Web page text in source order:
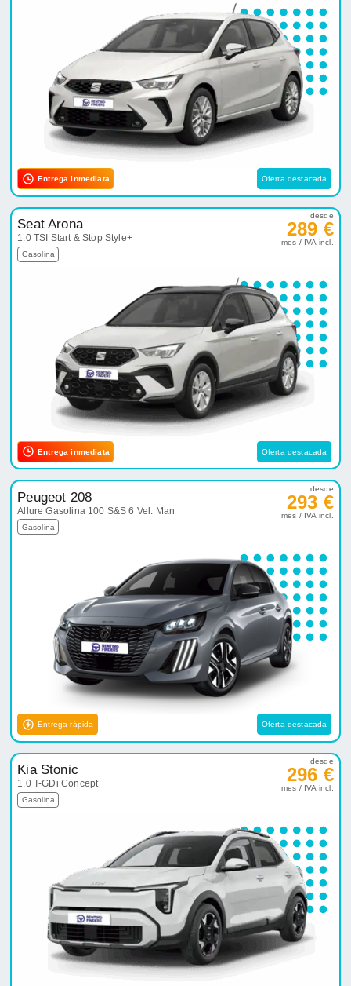
Entrega inmediata Oferta destacada
Seat Arona
1.0 TSI Start & Stop Style+
Gasolina
desde
289 €
mes / IVA incl.
Entrega inmediata Oferta destacada
Peugeot 208
Allure Gasolina 100 S&S 6 Vel. Man
Gasolina
desde
293 €
mes / IVA incl.
Entrega rápida Oferta destacada
Kia Stonic
1.0 T-GDi Concept
Gasolina
desde
296 €
mes / IVA incl.